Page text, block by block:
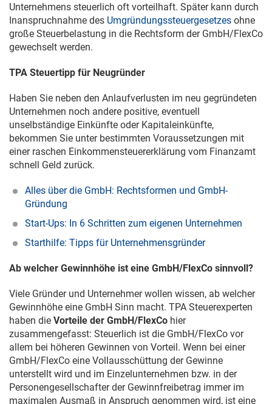
Unternehmens steuerlich oft vorteilhaft. Später kann durch
Inanspruchnahme des Umgründungssteuergesetzes ohne
große Steuerbelastung in die Rechtsform der GmbH/FlexCo
gewechselt werden.
TPA Steuertipp für Neugründer
Haben Sie neben den Anlaufverlusten im neu gegründeten
Unternehmen noch andere positive, eventuell
unselbständige Einkünfte oder Kapitaleinkünfte,
bekommen Sie unter bestimmten Voraussetzungen mit
einer raschen Einkommensteuererklärung vom Finanzamt
schnell Geld zurück.
Alles über die GmbH: Rechtsformen und GmbH-
Gründung
Start-Ups: In 6 Schritten zum eigenen Unternehmen
Starthilfe: Tipps für Unternehmensgründer
Ab welcher Gewinnhöhe ist eine GmbH/FlexCo sinnvoll?
Viele Gründer und Unternehmer wollen wissen, ab welcher
Gewinnhöhe eine GmbH Sinn macht. TPA Steuerexperten
haben die Vorteile der GmbH/FlexCo hier
zusammengefasst: Steuerlich ist die GmbH/FlexCo vor
allem bei höheren Gewinnen von Vorteil. Wenn bei einer
GmbH/FlexCo eine Vollausschüttung der Gewinne
unterstellt wird und im Einzelunternehmen bzw. in der
Personengesellschafter der Gewinnfreibetrag immer im
maximalen Ausmaß in Anspruch genommen wird, ist eine